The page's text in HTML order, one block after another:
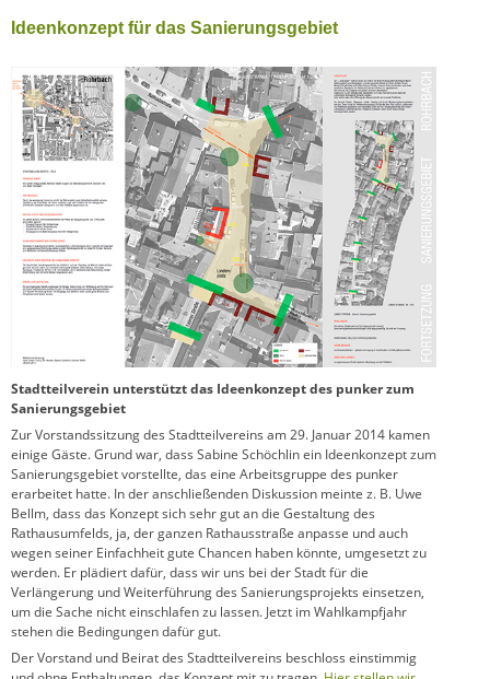
Ideenkonzept für das Sanierungsgebiet
Stadtteilverein unterstützt das Ideenkonzept des punker zum
Sanierungsgebiet
Zur Vorstandssitzung des Stadtteilvereins am 29. Januar 2014 kamen
einige Gäste. Grund war, dass Sabine Schöchlin ein Ideenkonzept zum
Sanierungsgebiet vorstellte, das eine Arbeitsgruppe des punker
erarbeitet hatte. In der anschließenden Diskussion meinte z. B. Uwe
Bellm, dass das Konzept sich sehr gut an die Gestaltung des
Rathausumfelds, ja, der ganzen Rathausstraße anpasse und auch
wegen seiner Einfachheit gute Chancen haben könnte, umgesetzt zu
werden. Er plädiert dafür, dass wir uns bei der Stadt für die
Verlängerung und Weiterführung des Sanierungsprojekts einsetzen,
um die Sache nicht einschlafen zu lassen. Jetzt im Wahlkampfjahr
stehen die Bedingungen dafür gut.
Der Vorstand und Beirat des Stadtteilvereins beschloss einstimmig